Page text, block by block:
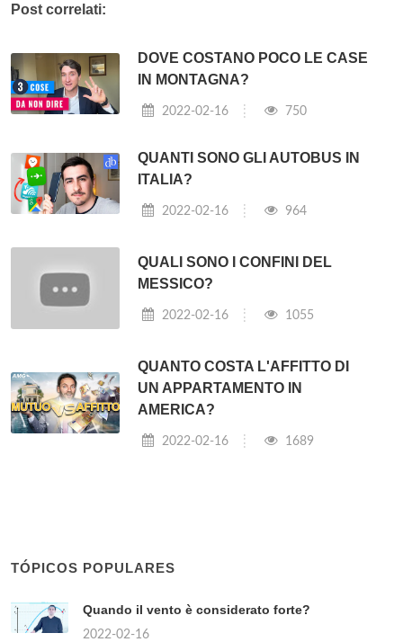
Post correlati:
DOVE COSTANO POCO LE CASE
IN MONTAGNA?
2022-02-16 750
QUANTI SONO GLI AUTOBUS IN
ITALIA?
2022-02-16 964
QUALI SONO I CONFINI DEL
MESSICO?
2022-02-16 1055
QUANTO COSTA L'AFFITTO DI
UN APPARTAMENTO IN
AMERICA?
2022-02-16 1689
TÓPICOS POPULARES
Quando il vento è considerato forte?
2022-02-16